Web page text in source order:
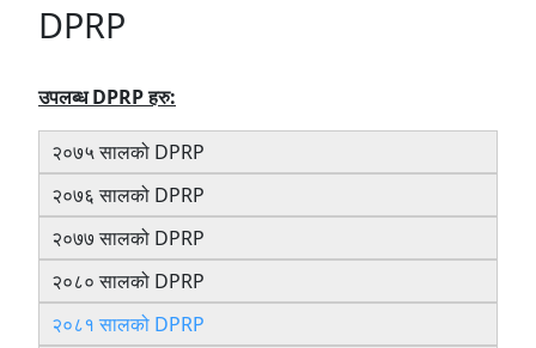
DPRP
उपलब्ध DPRP हरु:
२०७५ सालको DPRP
२०७६ सालको DPRP
२०७७ सालको DPRP
२०८० सालको DPRP
२०८१ सालको DPRP